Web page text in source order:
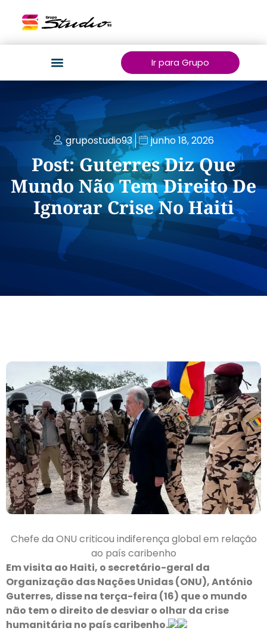
Ir para Grupo
grupostudio93 junho 18, 2026
Post: Guterres Diz Que
Mundo Não Tem Direito De
Ignorar Crise No Haiti
Chefe da ONU criticou indiferença global em relação
ao país caribenho
Em visita ao Haiti, o secretário-geral da
Organização das Nações Unidas (ONU), António
Guterres, disse na terça-feira (16) que o mundo
não tem o direito de desviar o olhar da crise
humanitária no país caribenho.